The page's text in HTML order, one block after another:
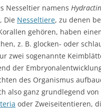
Nesseltier namens
, Die Nesseltiere, zu denen
gehören, haben
z. B. glocken- oder
zwei sogenannte
der
des Organismus
also ganz grundlegend von
oder Zweiseitentieren,